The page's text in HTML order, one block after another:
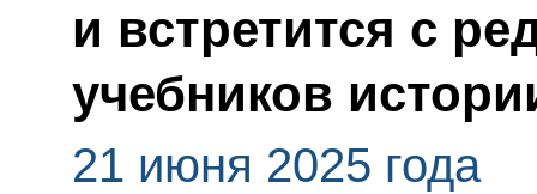
и встретится с
учебников
21 июня 2025 года